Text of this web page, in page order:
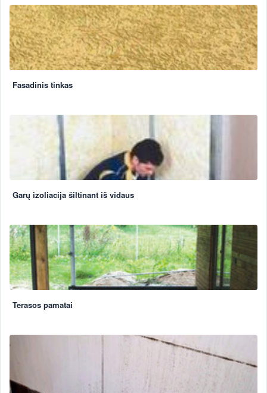
Fasadinis tinkas
Garų izoliacija šiltinant iš vidaus
Terasos pamatai